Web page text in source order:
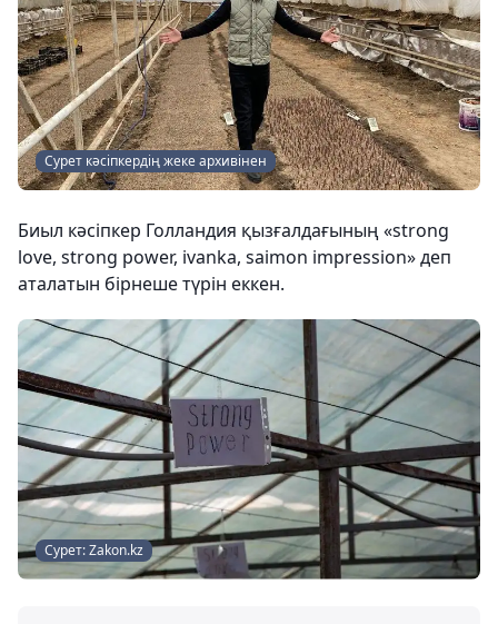
Сурет кәсіпкердің жеке архивінен
Биыл кәсіпкер Голландия қызғалдағының «strong
love, strong power, ivanka, saimon impression» деп
аталатын бірнеше түрін еккен.
Сурет: Zakon.kz